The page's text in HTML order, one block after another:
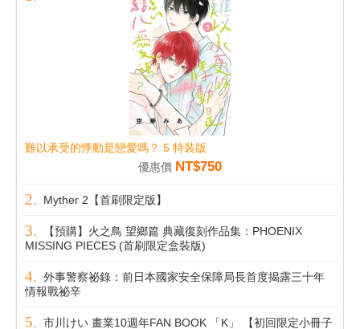
難以承受的悸動是戀愛嗎？ 5 特裝版
優惠價 NT$750
Myther 2【首刷限定版】
【預購】火之鳥 望鄉篇 典藏復刻作品集：PHOENIX
MISSING PIECES (首刷限定盒裝版)
外事警察祕錄：前日本國家安全保障局長首度揭露三十年
情報戰祕辛
市川けい 畫業10週年FAN BOOK 「K」 【初回限定小冊子